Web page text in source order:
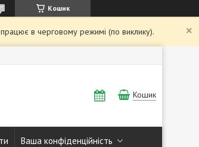
Кошик
в черговому режимі (по виклику).
Кошик
Ваша конфіденційність